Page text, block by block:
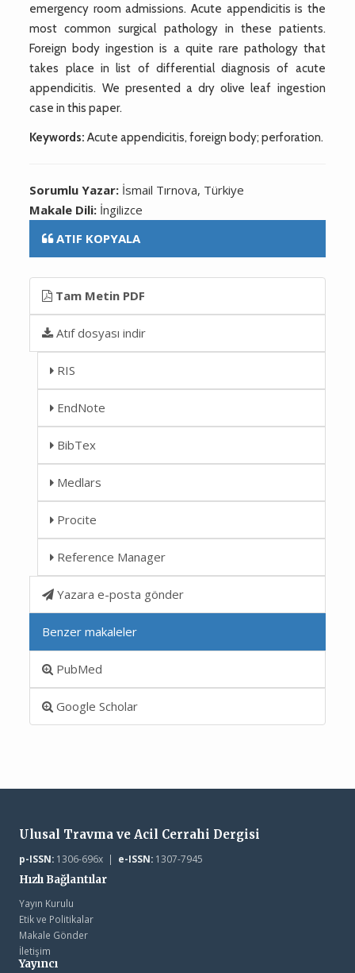
emergency room admissions. Acute appendicitis is the
most common surgical pathology in these patients.
Foreign body ingestion is a quite rare pathology that
takes place in list of differential diagnosis of acute
appendicitis. We presented a dry olive leaf ingestion
case in this paper.
Keywords: Acute appendicitis, foreign body; perforation.
Sorumlu Yazar: İsmail Tırnova, Türkiye
Makale Dili: İngilizce
ATIF KOPYALA
Tam Metin PDF
Atıf dosyası indir
RIS
EndNote
BibTex
Medlars
Procite
Reference Manager
Yazara e-posta gönder
Benzer makaleler
PubMed
Google Scholar
Ulusal Travma ve Acil Cerrahi Dergisi
p-ISSN:1306-696x | e-ISSN:1307-7945
Hızlı Bağlantılar
Yayın Kurulu
Etik ve Politikalar
Makale Gönder
İletişim
Yayıncı